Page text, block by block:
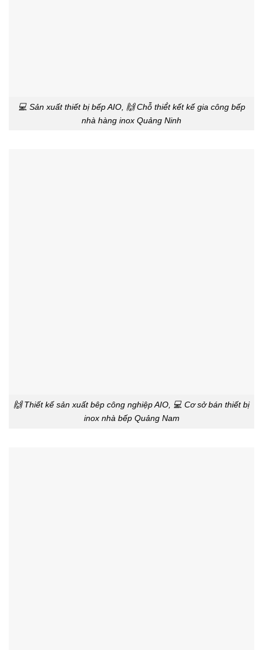
💻 Sản xuất thiết bị bếp AIO, 🙌 Chỗ thiế́t kết kế gia công bếp
nhà hàng inox Quảng Ninh
🙌 Thiết kế sản xuất bêp công nghiệp AIO, 💻 Cơ sở bán thiết bị
inox nhà bếp Quảng Nam